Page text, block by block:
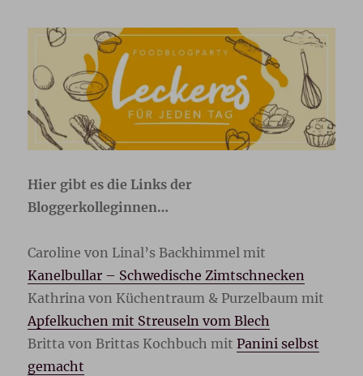
Hier gibt es die Links der
Bloggerkolleginnen…
Caroline von Linal’s Backhimmel mit
Kanelbullar – Schwedische Zimtschnecken
Kathrina von Küchentraum & Purzelbaum mit
Apfelkuchen mit Streuseln vom Blech
Britta von Brittas Kochbuch mitPanini selbst
gemacht